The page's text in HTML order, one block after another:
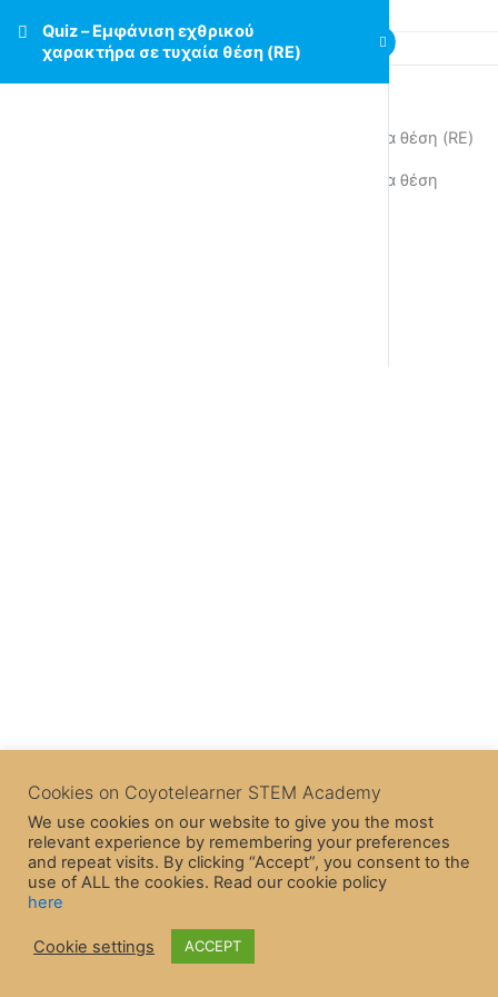
Quiz – Εμφάνιση εχθρικού
χαρακτήρα σε τυχαία θέση (RE)
Quiz – Εμφάνιση εχθρικού χαρακτήρα σε τυχαία θέση (RE)
Quiz – Εμφάνιση εχθρικού χαρακτήρα σε τυχαία θέση
Cookies on Coyotelearner STEM Academy
We use cookies on our website to give you the most
relevant experience by remembering your preferences
and repeat visits. By clicking “Accept”, you consent to the
use of ALL the cookies. Read our cookie policy
here
Cookie settings ACCEPT